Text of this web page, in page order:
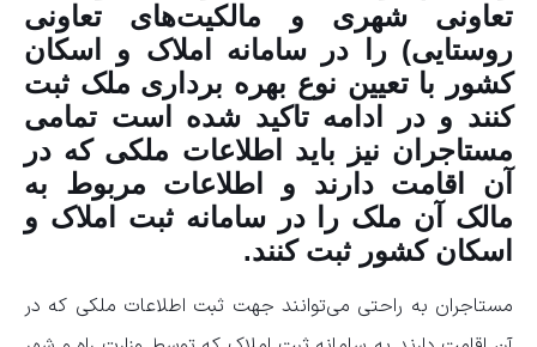
تعاونی شهری و مالکیت‌های تعاونی
روستایی) را در سامانه املاک و اسکان
کشور با تعیین نوع بهره برداری ملک ثبت
کنند و در ادامه تاکید شده است تمامی
مستاجران نیز باید اطلاعات ملکی که در
آن اقامت دارند و اطلاعات مربوط به
مالک آن ملک را در سامانه ثبت املاک و
اسکان کشور ثبت کنند.
مستاجران به راحتی می‌توانند جهت ثبت اطلاعات ملکی که در